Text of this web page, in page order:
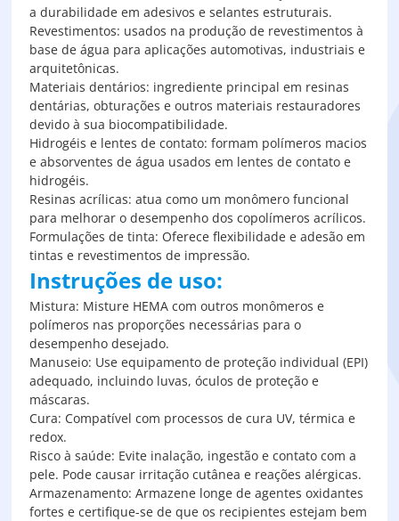
a durabilidade em adesivos e selantes estruturais.
Revestimentos: usados na produção de revestimentos à
base de água para aplicações automotivas, industriais e
arquitetônicas.
Materiais dentários: ingrediente principal em resinas
dentárias, obturações e outros materiais restauradores
devido à sua biocompatibilidade.
Hidrogéis e lentes de contato: formam polímeros macios
e absorventes de água usados em lentes de contato e
hidrogéis.
Resinas acrílicas: atua como um monômero funcional
para melhorar o desempenho dos copolímeros acrílicos.
Formulações de tinta: Oferece flexibilidade e adesão em
tintas e revestimentos de impressão.
Instruções de uso:
Mistura: Misture HEMA com outros monômeros e
polímeros nas proporções necessárias para o
desempenho desejado.
Manuseio: Use equipamento de proteção individual (EPI)
adequado, incluindo luvas, óculos de proteção e
máscaras.
Cura: Compatível com processos de cura UV, térmica e
redox.
Risco à saúde: Evite inalação, ingestão e contato com a
pele. Pode causar irritação cutânea e reações alérgicas.
Armazenamento: Armazene longe de agentes oxidantes
fortes e certifique-se de que os recipientes estejam bem